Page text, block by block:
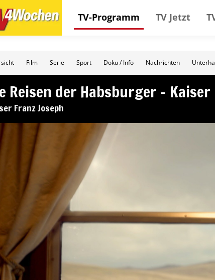
TV-Programm TV Jetzt
Film Serie Sport Doku / Info Nachrichten
Reisen der Habsburger – Kaiser
Franz Joseph